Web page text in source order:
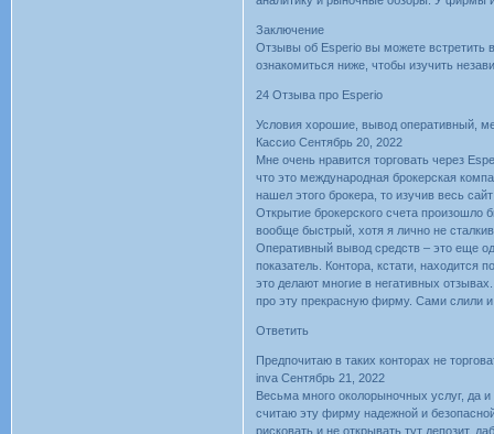
Заключение
Отзывы об Esperio вы можете встретить
ознакомиться ниже, чтобы изучить
24 Отзыва про Esperio
Условия хорошие, вывод оперативный,
Касcио Сентябрь 20, 2022
Мне очень нравится торговать через
что это международная брокерская
нашел этого брокера, то изучив весь
Открытие брокерского счета произошло
вообще быстрый, хотя я лично не
Оперативный вывод средств – это еще
показатель. Контора, кстати, находится
это делают многие в негативных
про эту прекрасную фирму. Сами слили
Ответить
Предпочитаю в таких конторах не
inva Сентябрь 21, 2022
Весьма много околорыночных услуг, да
считаю эту фирму надежной и
рисковать и не открывать тут депозит,